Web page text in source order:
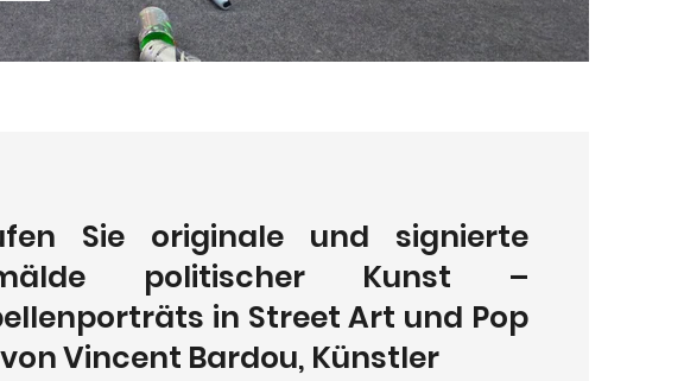
Sie originale und signierte
politischer Kunst –
in Street Art und Pop
Vincent Bardou, Künstler